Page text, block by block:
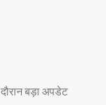
बड़ा अपडेट